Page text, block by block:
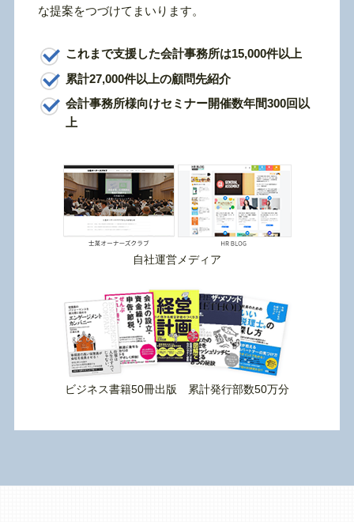
な提案をつづけてまいります。
これまで支援した会計事務所は15,000件以上
累計27,000件以上の顧問先紹介
会計事務所様向けセミナー開催数年間300回以
上
自社運営メディア
ビジネス書籍50冊出版 累計発行部数50万分